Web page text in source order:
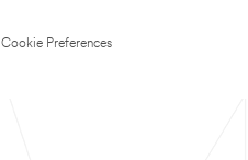
Cookie Preferences